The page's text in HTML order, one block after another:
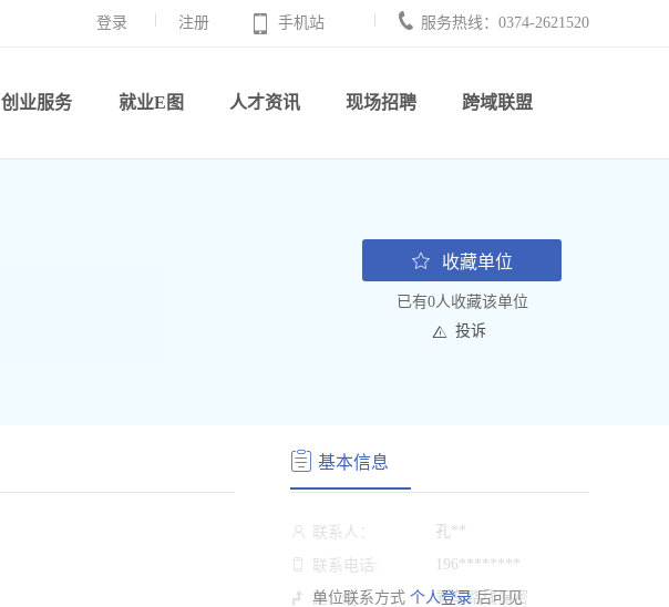
登录 注册 手机站 服务热线：0374-2621520
创业服务 就业E图 人才资讯 现场招聘 跨域联盟
收藏单位
已有0人收藏该单位
投诉
基本信息
单位联系方式 个人登录后可见
联系人： 孔**
联系电话: 196********
路 线: 乘车路线保密